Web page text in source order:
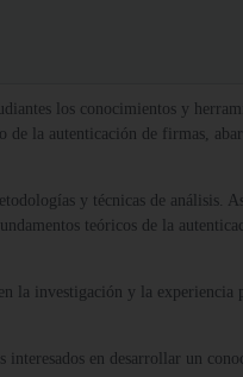
los conocimientos y
la autenticación de firmas,
y técnicas de análisis.
teóricos de la
la investigación y la experiencia
en desarrollar un